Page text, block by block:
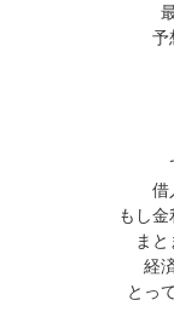
予
借
もし金
ま
経
とっ